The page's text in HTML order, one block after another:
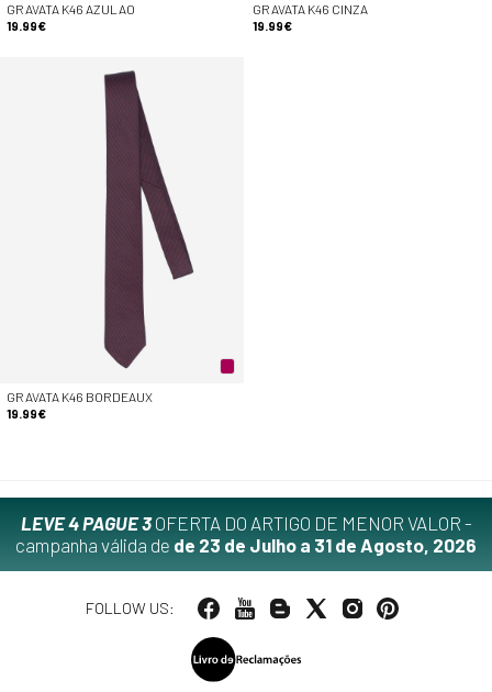
GRAVATA K46 AZULAO
19.99€
GRAVATA K46 CINZA
19.99€
GRAVATA K46 BORDEAUX
19.99€
LEVE 4 PAGUE 3OFERTA DO ARTIGO DE MENOR VALOR -
campanha válida de de 23 de Julho a 31 de Agosto, 2026
FOLLOW US: